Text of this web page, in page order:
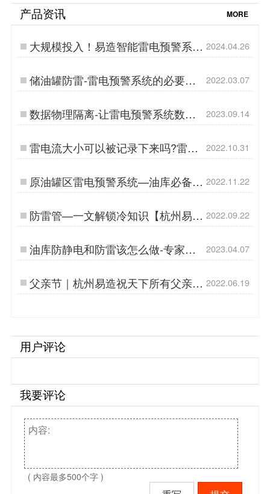
产品资讯 MORE
大规模投入！易造智能雷电预警系统
助力灾害防控-易造防雷…
2024.04.26
储油罐防雷-雷电预警系统的必要性
【杭州易造】…
2022.03.07
数据物理隔离-让雷电预警系统数据
更安全！-易造防雷…
2023.09.14
雷电流大小可以被记录下来吗?雷电
记录仪是如何工作的?【杭州易造】
…
2022.10.31
原油罐区雷电预警系统—油库必备！
【易造防雷】…
2022.11.22
防雷管—一文解锁冷知识【杭州易
造】…
2022.09.22
油库防静电和防雷该怎么做-专家都
这么做的--易造防雷…
2023.04.07
父亲节｜杭州易造祝天下所有父亲节
日快乐！…
2022.06.19
用户评论
我要评论
( 内容最多500个字 )